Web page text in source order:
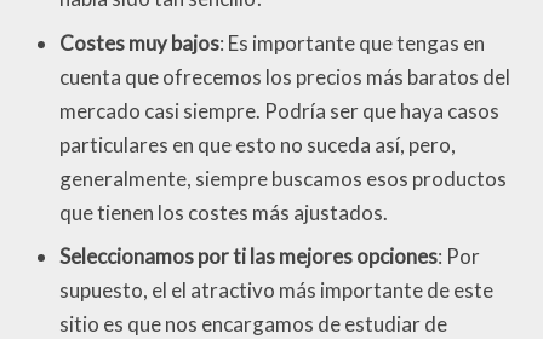
Costes muy bajos: Es importante que tengas en
cuenta que ofrecemos los precios más baratos del
mercado casi siempre. Podría ser que haya casos
particulares en que esto no suceda así, pero,
generalmente, siempre buscamos esos productos
que tienen los costes más ajustados.
Seleccionamos por ti las mejores opciones: Por
supuesto, el el atractivo más importante de este
sitio es que nos encargamos de estudiar de